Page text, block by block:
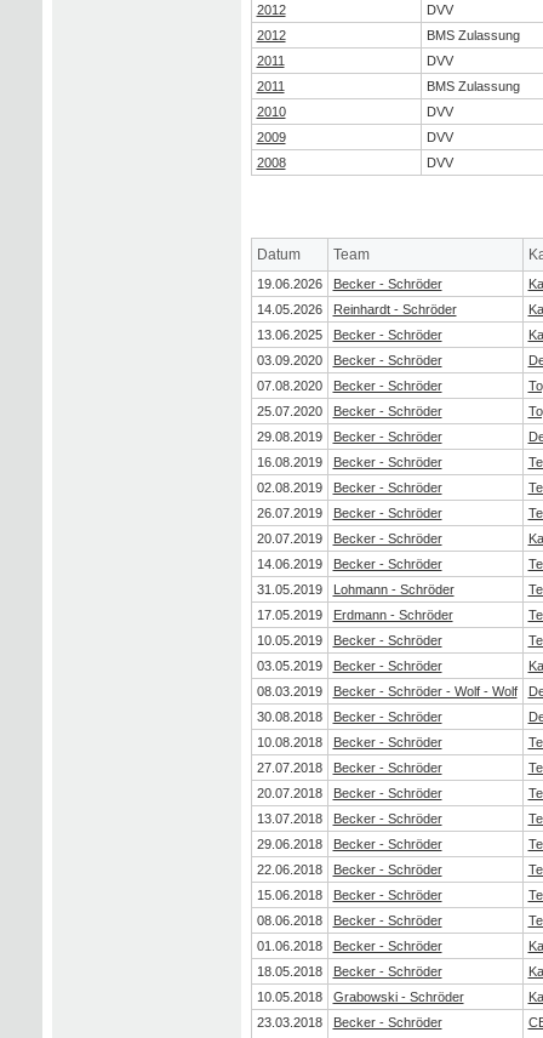
2012
DVV
2012
BMS Zulassung
2011
DVV
2011
BMS Zulassung
2010
DVV
2009
DVV
2008
DVV
Datum Team
19.06.2026 Becker - Schröder
14.05.2026
Reinhardt - Schröder
13.06.2025
Becker - Schröder
03.09.2020
Becker - Schröder
07.08.2020
Becker - Schröder
25.07.2020
Becker - Schröder
29.08.2019
Becker - Schröder
16.08.2019
Becker - Schröder
02.08.2019
Becker - Schröder
26.07.2019
Becker - Schröder
20.07.2019
Becker - Schröder
14.06.2019
Becker - Schröder
31.05.2019
Lohmann - Schröder
17.05.2019
Erdmann - Schröder
10.05.2019
Becker - Schröder
03.05.2019
Becker - Schröder
08.03.2019
Becker - Schröder - Wolf - Wolf
30.08.2018
Becker - Schröder
10.08.2018
Becker - Schröder
27.07.2018
Becker - Schröder
20.07.2018
Becker - Schröder
13.07.2018
Becker - Schröder
29.06.2018
Becker - Schröder
22.06.2018
Becker - Schröder
15.06.2018
Becker - Schröder
08.06.2018
Becker - Schröder
01.06.2018
Becker - Schröder
18.05.2018
Becker - Schröder
10.05.2018
Grabowski - Schröder
23.03.2018
Becker - Schröder